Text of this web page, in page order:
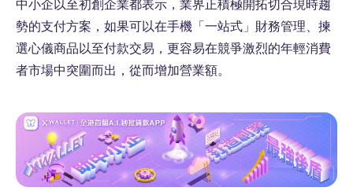
中小企以至初創企業都表示，業界正積極開拓切合現時趨
勢的支付方案，如果可以在手機「一站式」財務管理、揀
選心儀商品以至付款交易，更容易在競爭激烈的年輕消費
者市場中突圍而出，從而增加營業額。